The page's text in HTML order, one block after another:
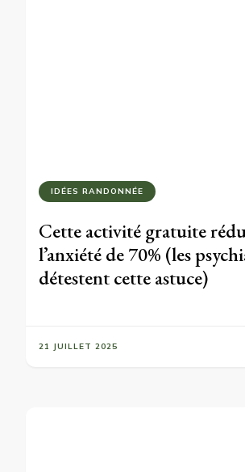
IDÉES RANDONNÉE
Cette activité gratuite
l’anxiété de 70% (les
détestent cette astuce)
21 JUILLET 2025